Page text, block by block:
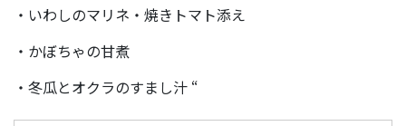
・いわしのマリネ・焼きトマト添え
・かぼちゃの甘煮
・冬瓜とオクラのすまし汁 “